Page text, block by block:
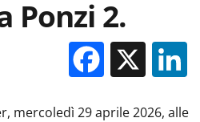
Ponzi 2.
X
mercoledì 29 aprile 2026, alle